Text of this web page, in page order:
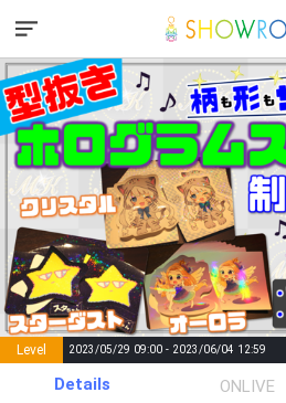
Level 2023/05/29 09:00 - 2023/06/04 12:59
Points List of Goal
Details ONLIVE